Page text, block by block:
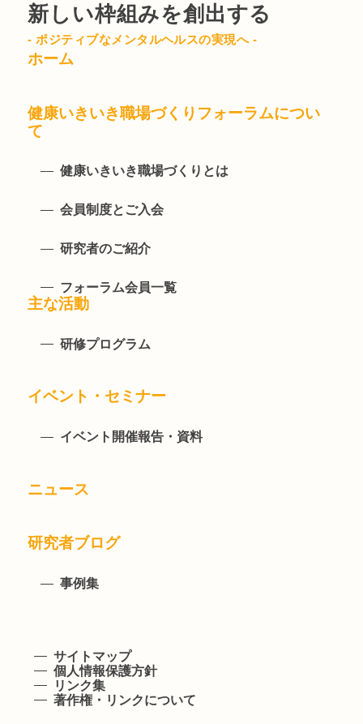
新しい枠組みを創出する
- ポジティブなメンタルヘルスの実現へ -
ホーム
健康いきいき職場づくりフォーラムについ
て
健康いきいき職場づくりとは
会員制度とご入会
研究者のご紹介
フォーラム会員一覧
主な活動
研修プログラム
イベント・セミナー
イベント開催報告・資料
ニュース
研究者ブログ
事例集
サイトマップ
個人情報保護方針
リンク集
著作権・リンクについて